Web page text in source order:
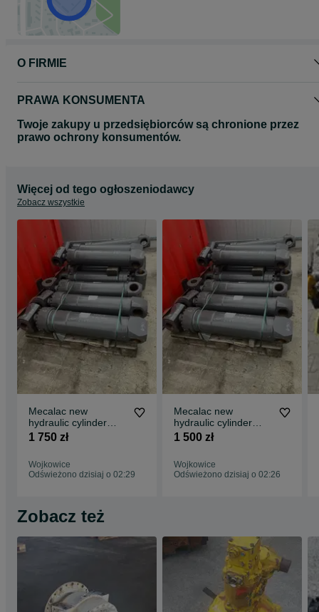
O FIRMIE
PRAWA KONSUMENTA
Twoje zakupy u przedsiębiorców są chronione przez
prawo ochrony konsumentów.
Więcej od tego ogłoszeniodawcy
Zobacz wszystkie
Mecalac new
hydraulic cylinder
cylinder diameter
1 750 zł
Wojkowice
Odświeżono dzisiaj o 02:29
Mecalac new
hydraulic cylinder
cylinder diameter 200
1 500 zł
Wojkowice
Odświeżono dzisiaj o 02:26
Zobacz też